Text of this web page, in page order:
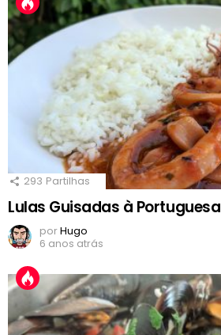
293 Partilhas
Lulas Guisadas à Portuguesa
porHugo
6 anos atrás